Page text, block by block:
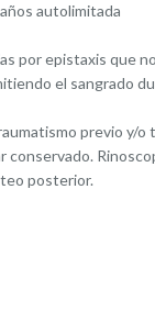
autolimitada
por epistaxis que
el sangrado
previo y/
posterior.